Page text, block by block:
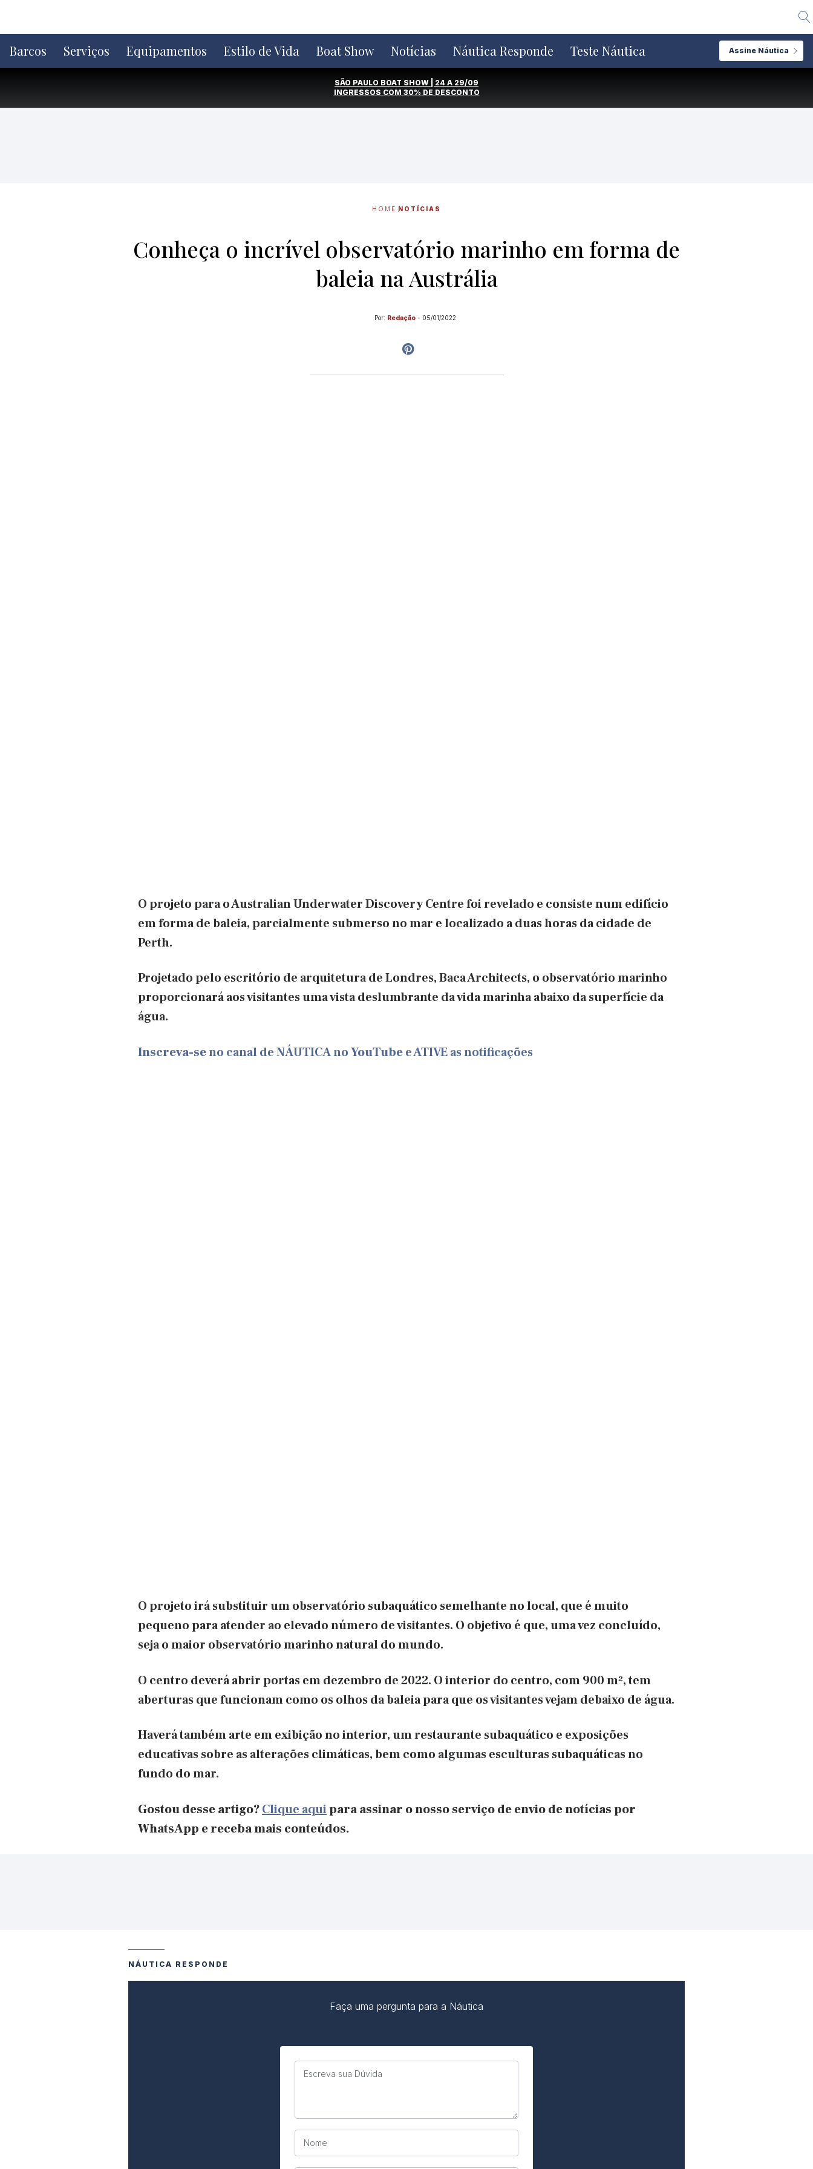
o
conteúdo
Barcos Serviços Equipamentos Estilo de Vida Boat Show Notícias Náutica Responde Teste Náutica Assine Náutica
SÃO PAULO BOAT SHOW | 24 A 29/09
INGRESSOS COM 30% DE DESCONTO
HOME NOTÍCIAS
Conheça o incrível observatório marinho em forma de
baleia na Austrália
Por: Redação - 05/01/2022
O projeto para o Australian Underwater Discovery Centre foi revelado e consiste num edifício
em forma de baleia, parcialmente submerso no mar e localizado a duas horas da cidade de
Perth.
Projetado pelo escritório de arquitetura de Londres, Baca Architects, o observatório marinho
proporcionará aos visitantes uma vista deslumbrante da vida marinha abaixo da superfície da
água.
Inscreva-seno canal de NÁUTICA noYouTubee ATIVE as notificações
O projeto irá substituir um observatório subaquático semelhante no local, que é muito
pequeno para atender ao elevado número de visitantes. O objetivo é que, uma vez concluído,
seja o maior observatório marinho natural do mundo.
O centro deverá abrir portas em dezembro de 2022. O interior do centro, com 900 m², tem
aberturas que funcionam como os olhos da baleia para que os visitantes vejam debaixo de água.
Haverá também arte em exibição no interior, um restaurante subaquático e exposições
educativas sobre as alterações climáticas, bem como algumas esculturas subaquáticas no
fundo do mar.
Gostou desse artigo?Clique aquipara assinar o nosso serviço de envio de notícias por
WhatsApp e receba mais conteúdos.
NÁUTICA RESPONDE
Faça uma pergunta para a Náutica
Escreva sua Dúvida
Nome